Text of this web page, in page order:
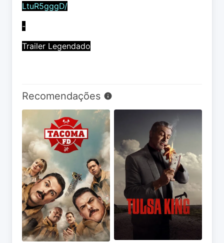
LtuR5gggD/
-
Trailer Legendado
Recomendações